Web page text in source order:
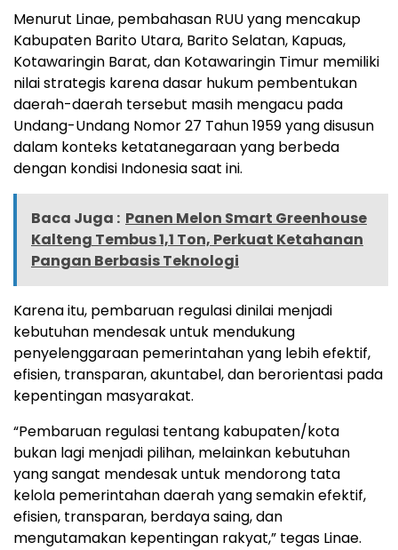
Menurut Linae, pembahasan RUU yang mencakup
Kabupaten Barito Utara, Barito Selatan, Kapuas,
Kotawaringin Barat, dan Kotawaringin Timur memiliki
nilai strategis karena dasar hukum pembentukan
daerah-daerah tersebut masih mengacu pada
Undang-Undang Nomor 27 Tahun 1959 yang disusun
dalam konteks ketatanegaraan yang berbeda
dengan kondisi Indonesia saat ini.
Baca Juga : Panen Melon Smart Greenhouse
Kalteng Tembus 1,1 Ton, Perkuat Ketahanan
Pangan Berbasis Teknologi
Karena itu, pembaruan regulasi dinilai menjadi
kebutuhan mendesak untuk mendukung
penyelenggaraan pemerintahan yang lebih efektif,
efisien, transparan, akuntabel, dan berorientasi pada
kepentingan masyarakat.
“Pembaruan regulasi tentang kabupaten/kota
bukan lagi menjadi pilihan, melainkan kebutuhan
yang sangat mendesak untuk mendorong tata
kelola pemerintahan daerah yang semakin efektif,
efisien, transparan, berdaya saing, dan
mengutamakan kepentingan rakyat,” tegas Linae.